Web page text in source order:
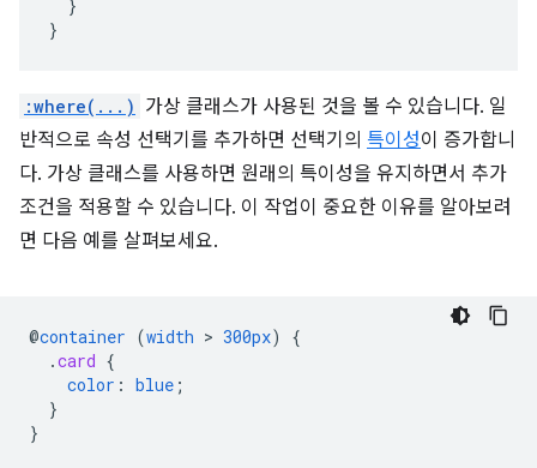
}
}
:where(...) 가상 클래스가 사용된 것을 볼 수 있습니다. 일
반적으로 속성 선택기를 추가하면 선택기의 특이성이 증가합니
다. 가상 클래스를 사용하면 원래의 특이성을 유지하면서 추가
조건을 적용할 수 있습니다. 이 작업이 중요한 이유를 알아보려
면 다음 예를 살펴보세요.
@container (width > 300px)
{
.card {
color : blue ;
}
}